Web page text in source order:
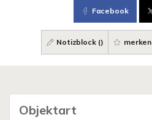
Facebook
Notizblock () merken
Objektart